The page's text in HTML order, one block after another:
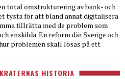
total omstrukturering av bank- och
tysta för att bland annat digitalisera
tillrätta med de problem som
enskilda. En reform där Sverige och
problemen skall lösas på ett
HISTORIA